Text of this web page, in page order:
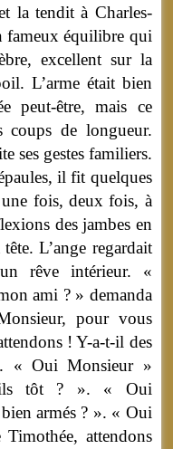
la tendit à Charles-
fameux équilibre qui
excellent sur la
L’arme était bien
peut-être, mais ce
coups de longueur.
ses gestes familiers.
il fit quelques
fois, deux fois, à
des jambes en
L’ange regardait
rêve intérieur. «
ami ? » demanda
pour vous
! Y-a-t-il des
« Oui Monsieur »
ils tôt ? ». « Oui
armés ? ». « Oui
attendons